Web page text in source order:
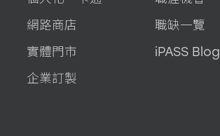
網路商店
實體門市
企業訂製
職缺一覽
iPASS Blog